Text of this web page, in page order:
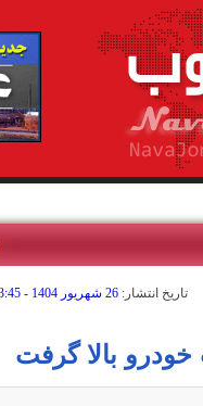
تاريخ انتشار: 26 شهريور 1404 - 13:45
بالا گرفت